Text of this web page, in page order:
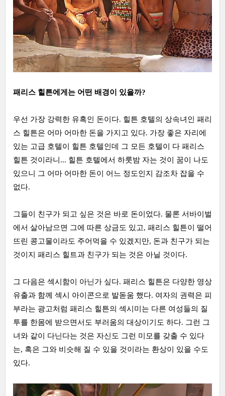
패리스 힐튼에게는 어떤 배경이 있을까?
우선 가장 강력한 유혹인 돈이다. 힐튼 호텔의 상속녀인 패리
스 힐튼은 어마 어마한 돈을 가지고 있다. 가장 좋은 자리에
있는 고급 호텔이 힐튼 호텔인데 그 모든 호텔이 다 패리스
힐튼 것이라니... 힐튼 호텔에서 하룻밤 자는 것이 꿈이 나도
있으니 그 어마 어마한 돈이 어느 정도인지 감조차 잡을 수
없다.
그들이 친구가 되고 싶은 것은 바로 돈이었다. 물론 서바이벌
에서 살아남으면 그에 따른 상금도 있고, 패리스 힐튼이 떨어
뜨린 콩고물이라도 주어먹을 수 있겠지만, 돈과 친구가 되는
것이지 패리스 힐트과 친구가 되는 것은 아닐 것이다.
그 다음은 섹시함이 아닌가 싶다. 패리스 힐튼은 다양한 영상
유출과 함께 섹시 아이콘으로 발돋움 했다. 여자의 권력은 피
부라는 광고처럼 패리스 힐튼의 섹시미는 다른 여성들의 질
투를 한몸에 받으면서도 부러움의 대상이기도 하다. 그런 그
녀와 같이 다닌다는 것은 자신도 그런 미모를 갖출 수 있다
는, 혹은 그와 비슷해 질 수 있을 것이라는 환상이 있을 수도
있다.